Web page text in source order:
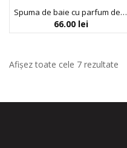
Spuma de baie cu parfum de vanilie, Inuwet, 200 ml
66.00 lei
Afișez toate cele 7 rezultate